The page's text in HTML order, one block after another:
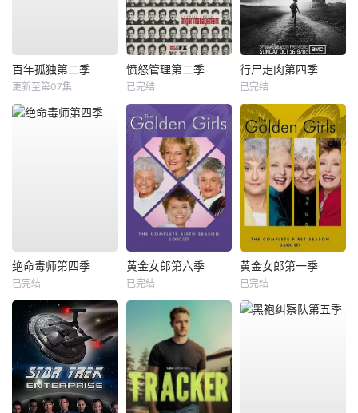
百年孤独第二季
更新至第07集
愤怒管理第二季
已完结
行尸走肉第四季
已完结
绝命毒师第四季
已完结
黄金女郎第六季
已完结
黄金女郎第一季
已完结